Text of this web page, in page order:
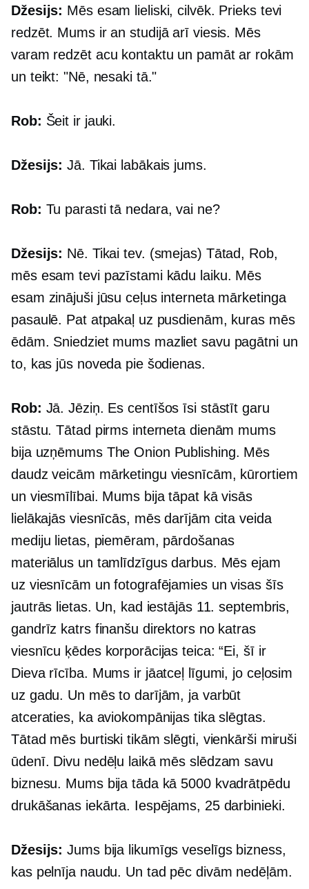
Džesijs: Mēs esam lieliski, cilvēk. Prieks tevi
redzēt. Mums ir anstudijāarī viesis. Mēs
varam redzēt acu kontaktu un pamāt ar rokām
un teikt: "Nē, nesaki tā."
Rob: Šeit ir jauki.
Džesijs: Jā. Tikai labākais jums.
Rob: Tu parasti tā nedara, vai ne?
Džesijs: Nē. Tikai tev. (smejas) Tātad, Rob,
mēs esam tevi pazīstami kādu laiku. Mēs
esam zinājuši jūsu ceļus interneta mārketinga
pasaulē. Pat atpakaļ uz pusdienām, kuras mēs
ēdām. Sniedziet mums mazliet savu pagātni un
to, kas jūs noveda pie šodienas.
Rob: Jā. Jēziņ. Es centīšos īsi stāstīt garu
stāstu. Tātad pirms interneta dienām mums
bija uzņēmums The Onion Publishing. Mēs
daudz veicām mārketingu viesnīcām, kūrortiem
un viesmīlībai. Mums bija tāpat kā visās
lielākajās viesnīcās, mēs darījām cita veida
mediju lietas, piemēram, pārdošanas
materiālus un tamlīdzīgus darbus. Mēs ejam
uz viesnīcām un fotografējamies un visas šīs
jautrās lietas. Un, kad iestājās 11. septembris,
gandrīz katrs finanšu direktors no katras
viesnīcu ķēdes korporācijas teica: “Ei, šī ir
Dieva rīcība. Mums ir jāatceļ līgumi, jo ceļosim
uz gadu. Un mēs to darījām, ja varbūt
atceraties, ka aviokompānijas tika slēgtas.
Tātad mēs burtiski tikām slēgti, vienkārši miruši
ūdenī. Divu nedēļu laikā mēs slēdzam savu
biznesu. Mums bija tāda kā 5000 kvadrātpēdu
drukāšanas iekārta. Iespējams, 25 darbinieki.
Džesijs: Jums bija likumīgs veselīgs bizness,
kas pelnīja naudu. Un tad pēc divām nedēļām.